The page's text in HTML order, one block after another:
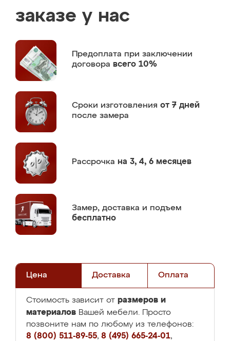
заказе у нас
Предоплата при заключении
договора всего 10%
Сроки изготовления от 7 дней
после замера
Рассрочка на 3, 4, 6 месяцев
Замер, доставка и подъем
бесплатно
Цена Доставка Оплата
Стоимость зависит от размеров и
материалов Вашей мебели. Просто
позвоните нам по любому из телефонов:
8 (800) 511-89-55, 8 (495) 665-24-01,